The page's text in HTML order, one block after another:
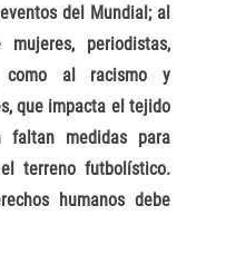
del Mundial; al
periodistas,
como al racismo y
que impacta el tejido
medidas para
terreno futbolístico.
humanos debe